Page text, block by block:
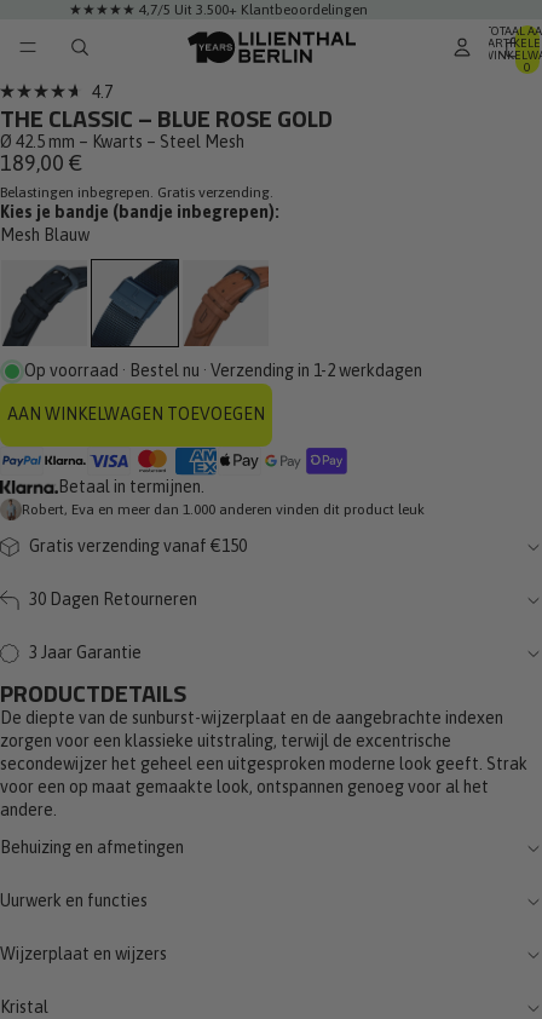
★★★★★ 4,7/5 Uit 3.500+ Klantbeoordelingen
TOTAAL
0
met
4.7
van
de
5
sterren
4.7Klik
om
naar
beoordelingen
te
THE CLASSIC – BLUE ROSE GOLD
Ø 42.5 mm – Kwarts – Steel Mesh
189,00 €
Belastingen inbegrepen. Gratis verzending.
Kies je bandje (bandje inbegrepen):
Mesh Blauw
Op voorraad · Bestel nu · Verzending in 1-2 werkdagen
AAN WINKELWAGEN TOEVOEGEN
Betaal in termijnen.
Robert, Eva en meer dan 1.000 anderen vinden dit product leuk
Gratis verzending vanaf €150
30 Dagen Retourneren
3 Jaar Garantie
PRODUCTDETAILS
De diepte van de sunburst-wijzerplaat en de aangebrachte indexen
zorgen voor een klassieke uitstraling, terwijl de excentrische
secondewijzer het geheel een uitgesproken moderne look geeft. Strak
voor een op maat gemaakte look, ontspannen genoeg voor al het
andere.
Behuizing en afmetingen
Uurwerk en functies
Wijzerplaat en wijzers
Kristal